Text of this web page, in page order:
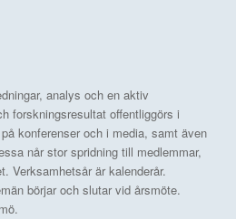
analys och en aktiv
forskningsresultat offentliggörs i
konferenser och i media, samt även
når stor spridning till medlemmar,
Verksamhetsår är kalenderår.
börjar och slutar vid årsmöte.